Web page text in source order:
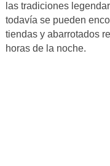
las tradiciones
todavía se pueden
tiendas y abarrotados
horas de la noche.